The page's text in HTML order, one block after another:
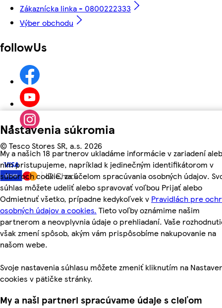
Nastavenia súkromia
My a našich 18 partnerov ukladáme informácie v zariadení
nim pristupujeme, napríklad k jedinečným identifikátorom v
súboroch cookie, za účelom spracúvania osobných údajov.
súhlas môžete udeliť alebo spravovať voľbou Prijať alebo
Odmietnuť všetko, prípadne kedykoľvek v Pravidlách pre
osobných údajov a cookies. Tieto voľby oznámime našim
partnerom a neovplyvnia údaje o prehliadaní. Vaše
však zmení spôsob, akým vám prispôsobíme nakupovanie na
našom webe.
Svoje nastavenia súhlasu môžete zmeniť kliknutím na
cookies v pätičke stránky.
My a naši partneri spracúvame údaje s cieľom
Zákaznícka linka - 0800222333
Výber obchodu
followUs
©Tesco Stores SR, a.s. 2026